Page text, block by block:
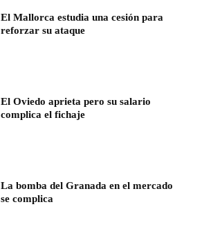
El Mallorca estudia una cesión para
reforzar su ataque
El Oviedo aprieta pero su salario
complica el fichaje
La bomba del Granada en el mercado
se complica